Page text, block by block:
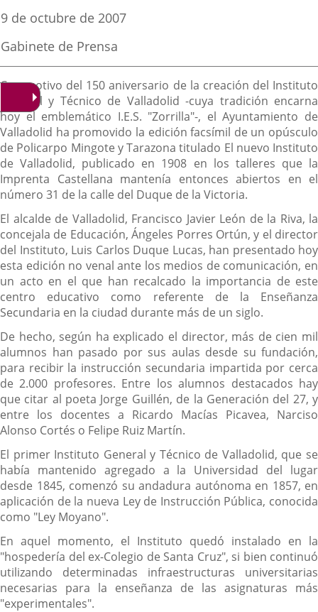
externa.externa.
Fecha
la
noticia
9 de octubre de 2007
Fuente
la
noticia
Gabinete de Prensa
Descripción
Con motivo del 150 aniversario de la creación del Instituto
General y Técnico de Valladolid -cuya tradición encarna
hoy el emblemático I.E.S. "Zorrilla"-, el Ayuntamiento de
Valladolid ha promovido la edición facsímil de un opúsculo
de Policarpo Mingote y Tarazona titulado El nuevo Instituto
de Valladolid, publicado en 1908 en los talleres que la
Imprenta Castellana mantenía entonces abiertos en el
número 31 de la calle del Duque de la Victoria.
El alcalde de Valladolid, Francisco Javier León de la Riva, la
concejala de Educación, Ángeles Porres Ortún, y el director
del Instituto, Luis Carlos Duque Lucas, han presentado hoy
esta edición no venal ante los medios de comunicación, en
un acto en el que han recalcado la importancia de este
centro educativo como referente de la Enseñanza
Secundaria en la ciudad durante más de un siglo.
De hecho, según ha explicado el director, más de cien mil
alumnos han pasado por sus aulas desde su fundación,
para recibir la instrucción secundaria impartida por cerca
de 2.000 profesores. Entre los alumnos destacados hay
que citar al poeta Jorge Guillén, de la Generación del 27, y
entre los docentes a Ricardo Macías Picavea, Narciso
Alonso Cortés o Felipe Ruiz Martín.
El primer Instituto General y Técnico de Valladolid, que se
había mantenido agregado a la Universidad del lugar
desde 1845, comenzó su andadura autónoma en 1857, en
aplicación de la nueva Ley de Instrucción Pública, conocida
como "Ley Moyano".
En aquel momento, el Instituto quedó instalado en la
"hospedería del ex-Colegio de Santa Cruz", si bien continuó
utilizando determinadas infraestructuras universitarias
necesarias para la enseñanza de las asignaturas más
"experimentales".